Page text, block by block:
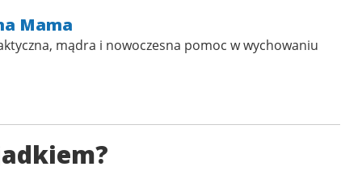
Mama
mądra i nowoczesna pomoc w wychowaniu